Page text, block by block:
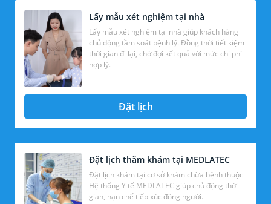
Lấy mẫu xét nghiệm tại nhà
Lấy mẫu xét nghiệm tại nhà giúp khách hàng
chủ động tầm soát bệnh lý. Đồng thời tiết kiệm
thời gian đi lại, chờ đợi kết quả với mức chi phí
hợp lý.
Đặt lịch
Đặt lịch thăm khám tại MEDLATEC
Đặt lịch khám tại cơ sở khám chữa bệnh thuộc
Hệ thống Y tế MEDLATEC giúp chủ động thời
gian, hạn chế tiếp xúc đông người.